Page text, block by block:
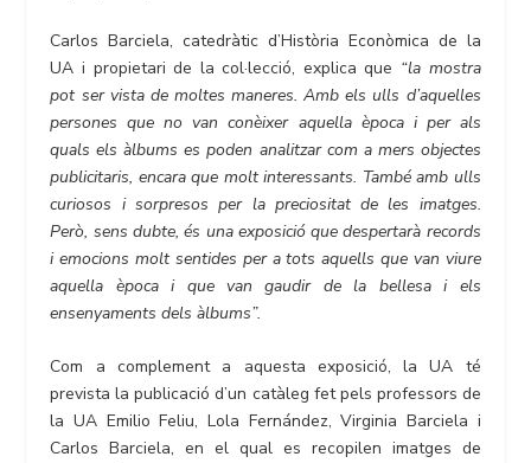
Carlos Barciela, catedràtic d’Història Econòmica de la
UA i propietari de la col·lecció, explica que “la mostra
pot ser vista de moltes maneres. Amb els ulls d’aquelles
persones que no van conèixer aquella època i per als
quals els àlbums es poden analitzar com a mers objectes
publicitaris, encara que molt interessants. També amb ulls
curiosos i sorpresos per la preciositat de les imatges.
Però, sens dubte, és una exposició que despertarà records
i emocions molt sentides per a tots aquells que van viure
aquella època i que van gaudir de la bellesa i els
ensenyaments dels àlbums”.
Com a complement a aquesta exposició, la UA té
prevista la publicació d’un catàleg fet pels professors de
la UA Emilio Feliu, Lola Fernández, Virginia Barciela i
Carlos Barciela, en el qual es recopilen imatges de